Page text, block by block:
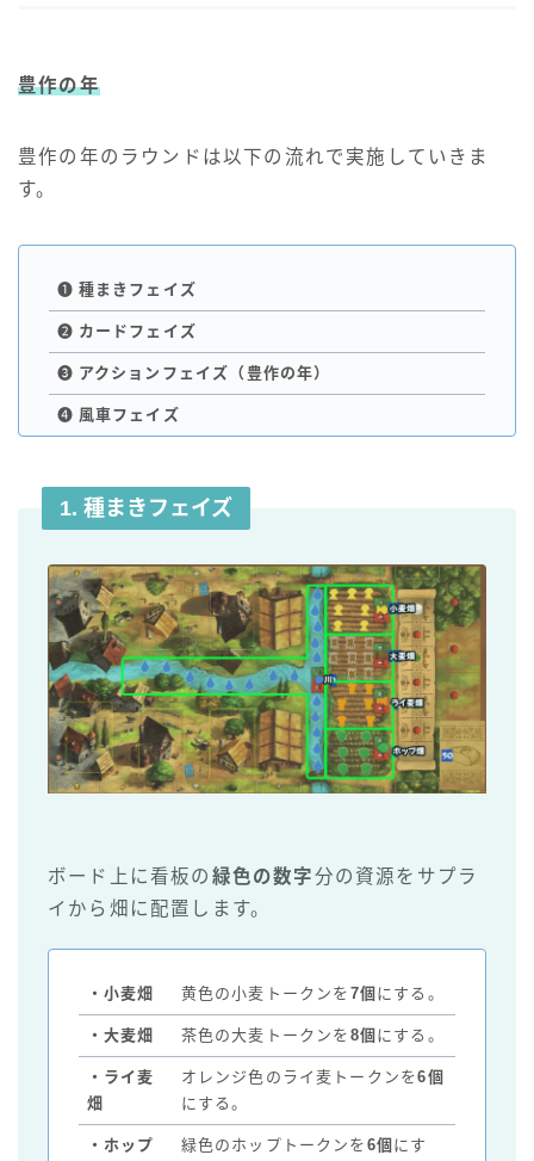
豊作の年
豊作の年のラウンドは以下の流れで実施していきま
す。
❶ 種まき フェイズ
❷ カード フェイズ
❸ アクション フェイズ （豊作の年）
❹ 風車フェイズ
1. 種まき フェイズ
ボード上に看板の 緑色の数字分の資源をサプラ
イから畑に配置します。
・小麦畑 黄色の小麦トークンを 7個 にする。
・大麦畑 茶色の大麦トークンを 8個 にする。
・ライ麦
畑
オレンジ色のライ麦トークンを6個
にする。
・ホップ
緑色のホップトークンを 6個 にす